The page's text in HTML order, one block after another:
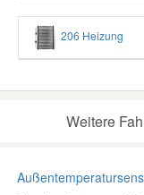
206 Heizung
Weitere